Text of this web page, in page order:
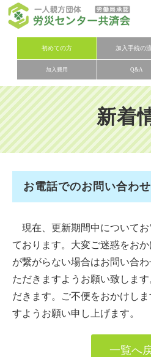
初めての方 加入手続の
加入費用 Q&A
労災保険
労災保険の
労災保険加入
加入
加入申
お問い
新着
お電話でのお問い合わ
現在、更新期間中についてお
ております。大変ご迷惑をお
が繋がらない場合はお問い合
ただきますようお願い致しま
だきます。ご不便をおかけし
すようお願い申し上げます。
一覧へ